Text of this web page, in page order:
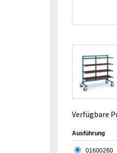
Verfügbare
Ausführung
01600260